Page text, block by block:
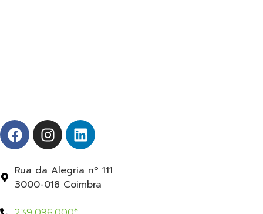
Rua da Alegria nº 111
3000-018 Coimbra